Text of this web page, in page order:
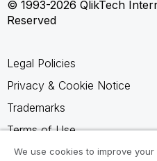
© 1993-2026 QlikTech
Reserved
Legal Policies
Privacy & Cookie Notice
Trademarks
Terms of Use
Legal Agreements
We use cookies to improve